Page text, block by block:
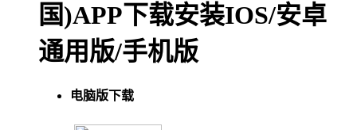
国)APP下载安装IOS/安卓
通用版/手机版
电脑版下载